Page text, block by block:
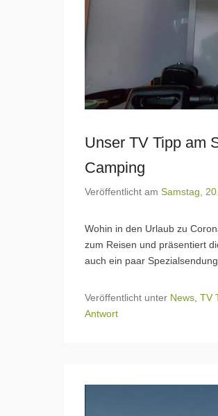
Unser TV Tipp am
Camping
Veröffentlicht am Samstag,
Wohin in den Urlaub zu
zum Reisen und präsentiert
auch ein paar
Veröffentlicht unter News TV
Antwort